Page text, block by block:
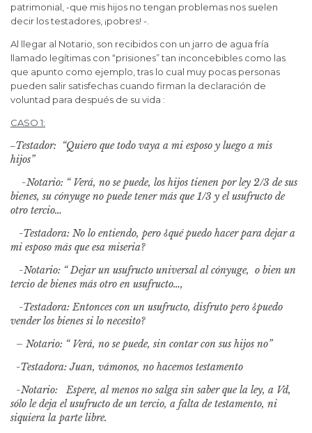
patrimonial, -que mis hijos no tengan problemas nos suelen
decir los testadores, ¡pobres! -.
Al llegar al Notario, son recibidos con un jarro de agua fría
llamado legítimas con “prisiones” tan inconcebibles como las
que apunto como ejemplo, tras lo cual muy pocas personas
pueden salir satisfechas cuando firman la declaración de
voluntad para después de su vida :
CASO 1:
–Testador: “Quiero que todo vaya a mi esposo y luego a mis
hijos”
-Notario: “ Verá, no se puede, los hijos tienen por ley 2/3 de sus
bienes, su cónyuge no puede tener más que 1/3 y el usufructo de
otro tercio…
-Testadora: No lo entiendo, pero ¿qué puedo hacer para dejar a
mi esposo más que esa miseria?
-Notario: “ Dejar un usufructo universal al cónyuge, o bien un
tercio de bienes más otro en usufructo…,
-Testadora: Entonces con un usufructo, disfruto pero ¿puedo
vender los bienes si lo necesito?
– Notario: “ Verá, no se puede, sin contar con sus hijos no”
-Testadora: Juan, vámonos, no hacemos testamento
-Notario: Espere, al menos no salga sin saber que la ley, a Vd,
sólo le deja el usufructo de un tercio, a falta de testamento, ni
siquiera la parte libre.